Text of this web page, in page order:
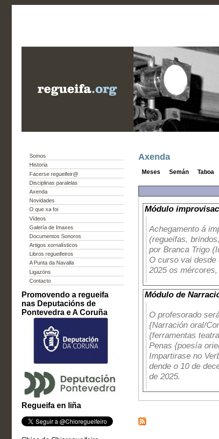
Somos
Historia
Facerse regueifeir@
Disciplinas paralelas
Axenda
Novidades
O que xa foi
Vídeos
Galería de Imaxes
Documentos Sonoros
Artigos xornalísticos
Libros regueifeiros
A Punta da Navalla
Ligazóns
Contacto
Promovendo a regueifa
nas Deputacións de
Pontevedra e A Coruña
Regueifa en liña
Axenda
Meses Semán Taboa
Módulo
Achegamento á
(regueifas,
por Branca Trigo
O curso vai desde
2025 os
Módulo de
O profesorado
{Narración oral/
{ferramentas
Penas {poesía
Impartirase no
dende o 10 de
de 2025.